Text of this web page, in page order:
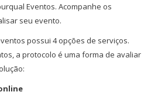
Eventos. Acompanhe os
seu evento.
possui 4 opções de serviços.
a protocolo é uma forma de avaliar